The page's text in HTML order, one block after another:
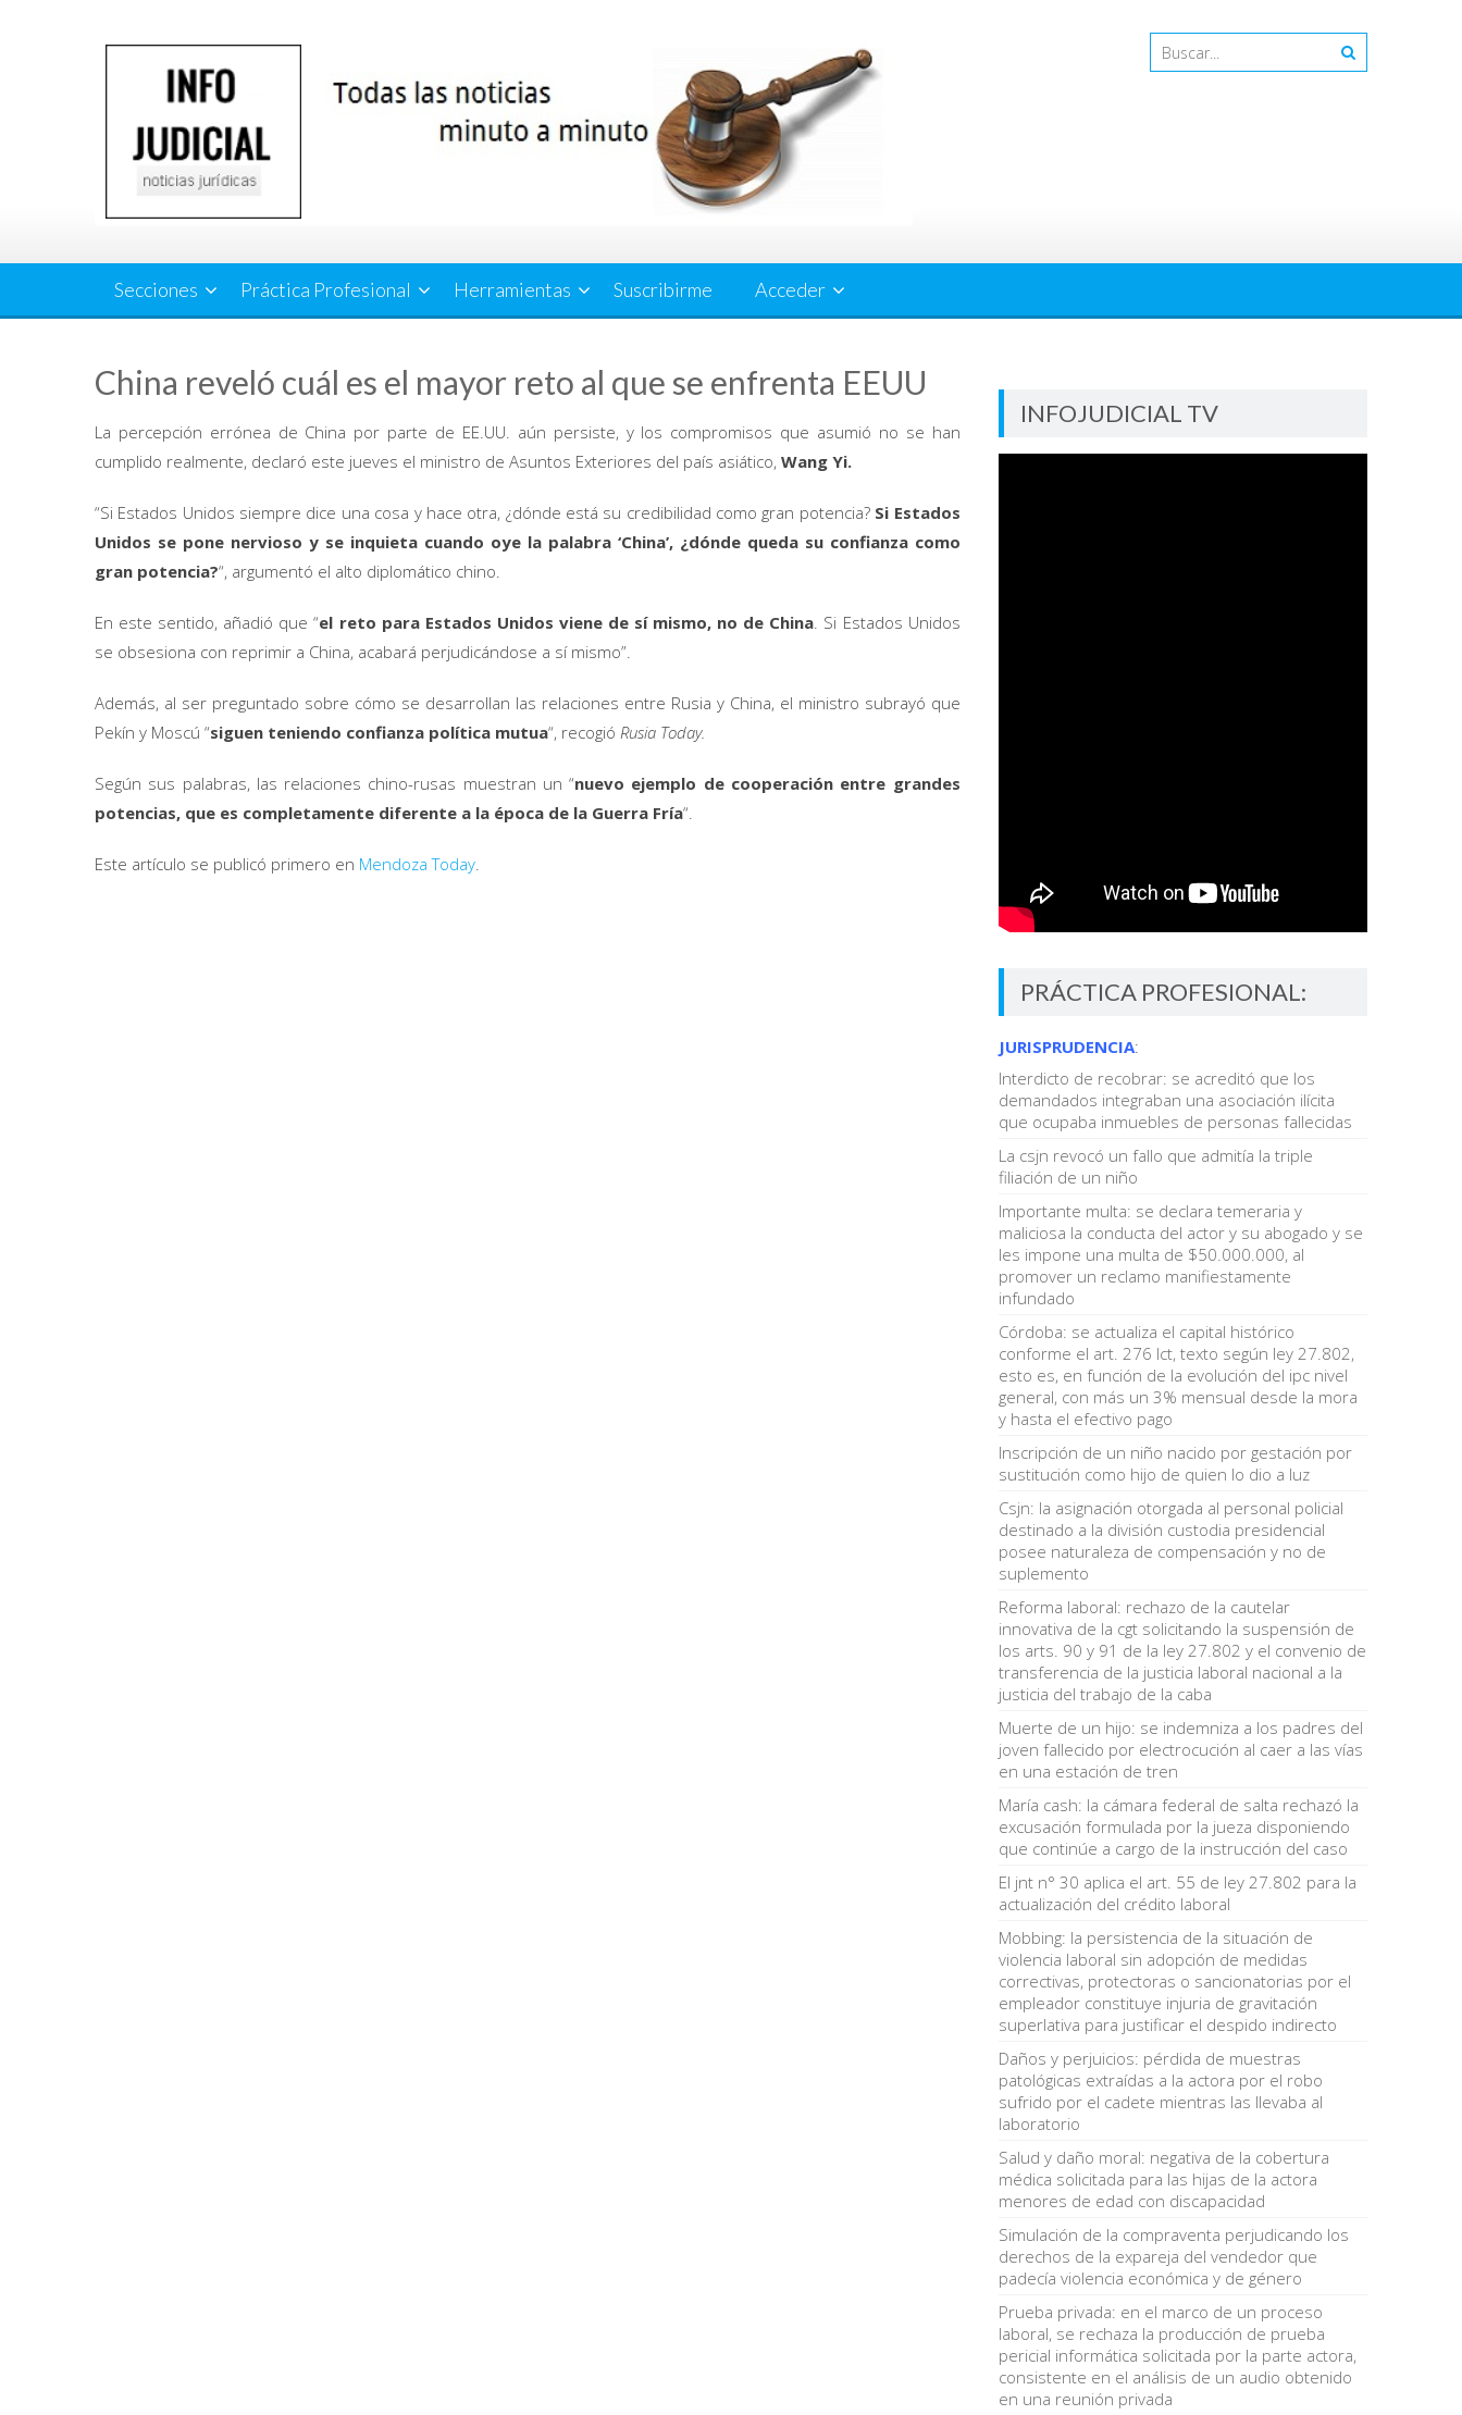
Secciones Práctica Profesional Herramientas Suscribirme Acceder
China reveló cuál es el mayor reto al que se enfrenta EEUU
La percepción errónea de China por parte de EE.UU. aún persiste, y los compromisos que asumió no se han
cumplido realmente, declaró este jueves el ministro de Asuntos Exteriores del país asiático, Wang Yi.
“Si Estados Unidos siempre dice una cosa y hace otra, ¿dónde está su credibilidad como gran potencia? Si Estados
Unidos se pone nervioso y se inquieta cuando oye la palabra ‘China’, ¿dónde queda su confianza como
gran potencia?“, argumentó el alto diplomático chino.
En este sentido, añadió que “el reto para Estados Unidos viene de sí mismo, no de China. Si Estados Unidos
se obsesiona con reprimir a China, acabará perjudicándose a sí mismo”.
Además, al ser preguntado sobre cómo se desarrollan las relaciones entre Rusia y China, el ministro subrayó que
Pekín y Moscú “siguen teniendo confianza política mutua“, recogió Rusia Today.
Según sus palabras, las relaciones chino-rusas muestran un “nuevo ejemplo de cooperación entre grandes
potencias, que es completamente diferente a la época de la Guerra Fría“.
Este artículo se publicó primero en Mendoza Today.
INFOJUDICIAL TV
PRÁCTICA PROFESIONAL:
JURISPRUDENCIA:
Interdicto de recobrar: se acreditó que los
demandados integraban una asociación ilícita
que ocupaba inmuebles de personas fallecidas
La csjn revocó un fallo que admitía la triple
filiación de un niño
Importante multa: se declara temeraria y
maliciosa la conducta del actor y su abogado y se
les impone una multa de $50.000.000, al
promover un reclamo manifiestamente
infundado
Córdoba: se actualiza el capital histórico
conforme el art. 276 lct, texto según ley 27.802,
esto es, en función de la evolución del ipc nivel
general, con más un 3% mensual desde la mora
y hasta el efectivo pago
Inscripción de un niño nacido por gestación por
sustitución como hijo de quien lo dio a luz
Csjn: la asignación otorgada al personal policial
destinado a la división custodia presidencial
posee naturaleza de compensación y no de
suplemento
Reforma laboral: rechazo de la cautelar
innovativa de la cgt solicitando la suspensión de
los arts. 90 y 91 de la ley 27.802 y el convenio de
transferencia de la justicia laboral nacional a la
justicia del trabajo de la caba
Muerte de un hijo: se indemniza a los padres del
joven fallecido por electrocución al caer a las vías
en una estación de tren
María cash: la cámara federal de salta rechazó la
excusación formulada por la jueza disponiendo
que continúe a cargo de la instrucción del caso
El jnt n° 30 aplica el art. 55 de ley 27.802 para la
actualización del crédito laboral
Mobbing: la persistencia de la situación de
violencia laboral sin adopción de medidas
correctivas, protectoras o sancionatorias por el
empleador constituye injuria de gravitación
superlativa para justificar el despido indirecto
Daños y perjuicios: pérdida de muestras
patológicas extraídas a la actora por el robo
sufrido por el cadete mientras las llevaba al
laboratorio
Salud y daño moral: negativa de la cobertura
médica solicitada para las hijas de la actora
menores de edad con discapacidad
Simulación de la compraventa perjudicando los
derechos de la expareja del vendedor que
padecía violencia económica y de género
Prueba privada: en el marco de un proceso
laboral, se rechaza la producción de prueba
pericial informática solicitada por la parte actora,
consistente en el análisis de un audio obtenido
en una reunión privada